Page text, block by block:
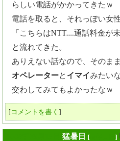
らしい電話がかかってきたｗ
電話を取ると、それっぽい女
「こちらはNTT....通話料金が
と流れてきた。
ありえない話なので、そのま
オペレーターと イマイみたい
交わしてみてもよかったなｗ
[コメントを書く ]
猛暑日 [ ]